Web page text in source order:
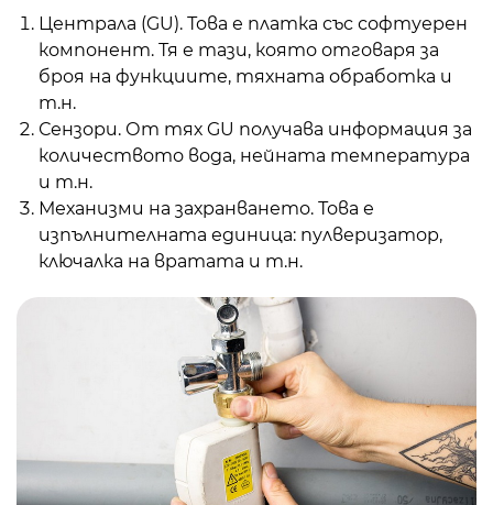
Централа (GU). Това е платка със софтуерен
компонент. Тя е тази, която отговаря за
броя на функциите, тяхната обработка и
т.н.
Сензори. От тях GU получава информация за
количеството вода, нейната температура
и т.н.
Механизми на захранването. Това е
изпълнителната единица: пулверизатор,
ключалка на вратата и т.н.